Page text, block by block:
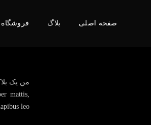
صفحه اصلی بلاگ فروشگاه
mattis,
leo.